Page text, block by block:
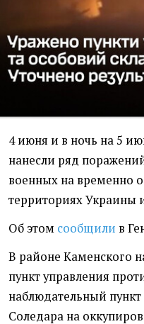
4 июня и в ночь на 5
нанесли ряд
военных на временно
территориях Украины
Об этом сообщили в
В районе Каменского
пункт управления
наблюдательный
Соледара на